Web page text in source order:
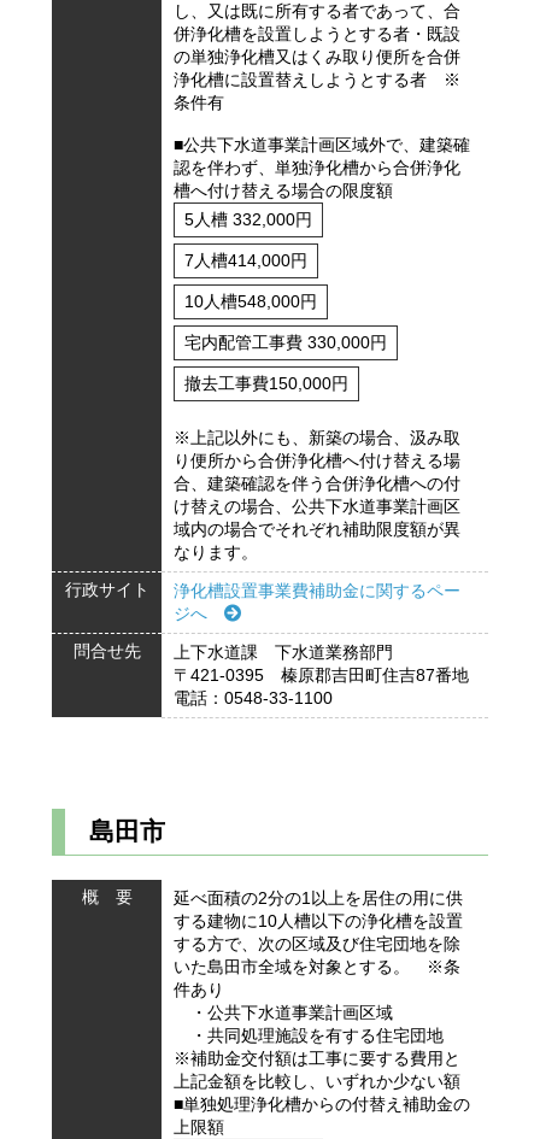
し、又は既に所有する者であって、合
併浄化槽を設置しようとする者・既設
の単独浄化槽又はくみ取り便所を合併
浄化槽に設置替えしようとする者 ※
条件有
■公共下水道事業計画区域外で、建築確
認を伴わず、単独浄化槽から合併浄化
槽へ付け替える場合の限度額
5人槽 332,000円
7人槽414,000円
10人槽548,000円
宅内配管工事費 330,000円
撤去工事費150,000円
※上記以外にも、新築の場合、汲み取
り便所から合併浄化槽へ付け替える場
合、建築確認を伴う合併浄化槽への付
け替えの場合、公共下水道事業計画区
域内の場合でそれぞれ補助限度額が異
なります。
行政サイト
浄化槽設置事業費補助金に関するペー
ジへ
問合せ先
上下水道課 下水道業務部門
〒421-0395 榛原郡吉田町住吉87番地
電話：0548-33-1100
島田市
概 要
延べ面積の2分の1以上を居住の用に供
する建物に10人槽以下の浄化槽を設置
する方で、次の区域及び住宅団地を除
いた島田市全域を対象とする。 ※条
件あり
・公共下水道事業計画区域
・共同処理施設を有する住宅団地
※補助金交付額は工事に要する費用と
上記金額を比較し、いずれか少ない額
■単独処理浄化槽からの付替え補助金の
上限額